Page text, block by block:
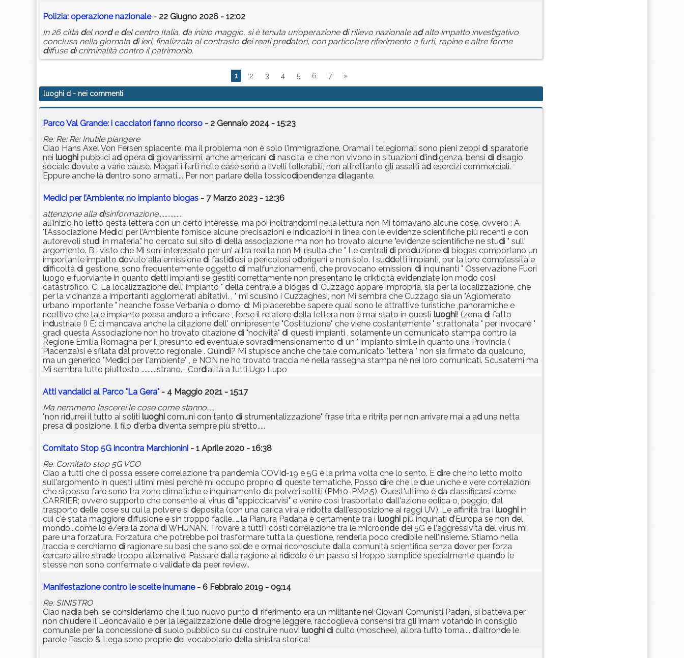
Polizia: operazione nazionale- 22 Giugno 2026 - 12:02
In 26 città del norde del centro Italia, da inizio maggio, si è tenuta un’operazione di rilievo nazionale adalto impatto investigativo
conclusa nella giornata di ieri, finalizzata al contrasto dei reati predatori, con particolare riferimento a furti, rapine e altre forme
diffuse di criminalità contro il patrimonio.
1 2 3 4 5 6 7 »
luoghi d - nei commenti
Parco Val Grande: i cacciatori fanno ricorso - 2 Gennaio 2024 - 15:23
Re: Re: Re: Inutile piangere
Ciao Hans Axel Von Fersen spiacente, ma il problema non è solo l'immigrazione. Oramai i telegiornali sono pieni zeppi di sparatorie
nei luoghi pubblici ad opera di giovanissimi, anche americani di nascita, e che non vivono in situazioni d'indigenza, bensì di disagio
sociale dovuto a varie cause. Magari i furti nelle case sono a livelli tollerabili, non altrettanto gli assalti ad esercizi commerciali.
Eppure anche là dentro sono armati.... Per non parlare della tossicodipendenza dilagante.
Medici per l’Ambiente: no impianto biogas - 7 Marzo 2023 - 12:36
attenzione alla disinformazione................
all'inizio ho letto qesta lettera con un certo interesse, ma poi inoltrandomi nella lettura non Mi tornavano alcune cose, ovvero : A
"l’Associazione Medici per l’Ambiente fornisce alcune precisazioni e indicazioni in linea con le evidenze scientifiche più recenti e con
autorevoli studi in materia." ho cercato sul sito di della associazione ma non ho trovato alcune "evidenze scientifiche ne studi " sull'
argomento. B : visto che Mi soni interessato per un' altra realta non Mi risulta che " Le centrali di produzione di biogas comportano un
importante impatto dovuto alla emissione di fastidiosi e pericolosi odorigeni e non solo. I suddetti impianti, per la loro complessità e
difficoltà di gestione, sono frequentemente oggetto di malfunzionamenti, che provocano emissioni di inquinanti " Osservazione Fuori
luogo e fuorviante in quanto detti impianti se gestiti correttamente non presentano le crikticità evidenziate ion modo cosi
catastrofico. C: La localizzazione dell' impianto " della centrale a biogas di Cuzzago appare impropria, sia per la localizzazione, che
per la vicinanza a importanti agglomerati abitativi. , " mi scusino i Cuzzaghesi, non Mi sembra che Cuzzago sia un "Aglomerato
urbano importante " neanche fosse Verbania o domo. d: Mi piacerebbe sapere quali sono le attrattive turistiche ,panoramiche e
ricettive che tale impianto possa andare a inficiare , forse il relatore della lettera non è mai stato in questi luoghi! (zona di fatto
industriale !) E: ci mancava anche la citazione dell' onnipresente "Costituzione" che viene costantemente " strattonata " per invocare "
gradi questa Associazione non ho trovato citazione di "nocività" di questi impianti , solamente un comunicato stampa contro la
Regione Emilia Romagna per il presunto ed eventuale sovradimensionamento di un ' impianto simile in quanto una Provincia (
Piacenza)si é sfilata dal provetto regionale . Quindi? Mi stupisce anche che tale comunicato ,"lettera " non sia firmato da qualcuno,
ma un generico "Medici per l'ambiente" , e NON ne ho trovato traccia nè nella rassegna stampa nè nei loro comunicati. Scusatemi ma
Mi sembra tutto piuttosto ..........strano.- Cordialità a tutti Ugo Lupo
Atti vandalici al Parco "La Gera" - 4 Maggio 2021 - 15:17
Ma nemmeno lascerei le cose come stanno.....
"non ridurrei il tutto ai soliti luoghi comuni con tanto di strumentalizzazione" frase trita e ritrita per non arrivare mai a ad una netta
presa di posizione. Il filo d'erba diventa sempre più stretto.....
Comitato Stop 5G incontra Marchionini - 1 Aprile 2020 - 16:38
Re: Comitato stop 5G VCO
Ciao a tutti che ci possa essere correlazione tra pandemia COVI d-19 e 5G è la prima volta che lo sento. E dire che ho letto molto
sull'argomento in questi ultimi mesi perché mi occupo proprio di queste tematiche. Posso dire che le due uniche e vere correlazioni
che si posso fare sono tra zone climatiche e inquinamento da polveri sottili (PM10-PM2.5). Quest'ultimo è da classificarsi come
CARRIER; ovvero supporto che consente al virus di "appiccicarvisi" e venire così trasportato dall'azione eolica o, peggio, dal
trasporto delle cose su cui la polvere si deposita (con una carica virale ridotta dall'esposizione ai raggi UV). Le affinità tra i luoghi in
cui c'è stata maggiore diffusione e sin troppo facile…….la Pianura Padana è certamente tra i luoghi più inquinati d'Europa se non del
mondo...come lo è/era la zona di WHUNAN. Trovare a tutti i costi correlazione tra le microonde dei 5G e l'aggressività del virus mi
pare una forzatura. Forzatura che potrebbe poi trasformare tutta la questione, renderla poco credibile nell'insieme. Stiamo nella
traccia e cerchiamo di ragionare su basi che siano solide e ormai riconosciute dalla comunità scientifica senza dover per forza
cercare altre strade troppo alternative. Passare dalla ragione al ridicolo è un passo si troppo semplice specialmente quando le
stesse non sono confermate o validate da peer review..
Manifestazione contro le scelte inumane- 6 Febbraio 2019 - 09:14
Re: SINISTRO
Ciao nadia beh, se consideriamo che il tuo nuovo punto di riferimento era un militante nei Giovani Comunisti Padani, si batteva per
non chiudere il Leoncavallo e per la legalizzazione delle droghe leggere, raccoglieva consensi tra gli imam votando in consiglio
comunale per la concessione di suolo pubblico su cui costruire nuovi luoghi di culto (moschee), allora tutto torna.... d'altronde le
parole Fascio & Lega sono proprie del vocabolario della sinistra storica!